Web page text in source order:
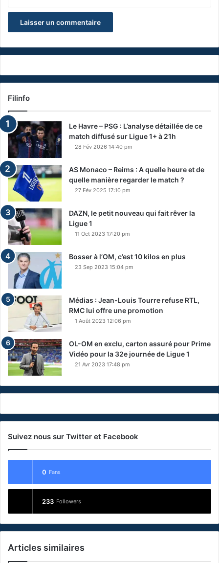
Filinfo
Le Havre – PSG : L’analyse détaillée de ce
match diffusé sur Ligue 1+ à 21h
28 Fév 2026 14:40 pm
AS Monaco – Reims : A quelle heure et de
quelle manière regarder le match ?
27 Fév 2025 17:10 pm
DAZN, le petit nouveau qui fait rêver la
Ligue 1
11 Oct 2023 17:20 pm
Bosser à l’OM, c’est 10 kilos en plus
23 Sep 2023 15:04 pm
Médias : Jean-Louis Tourre refuse RTL,
RMC lui offre une promotion
1 Août 2023 12:06 pm
OL-OM en exclu, carton assuré pour Prime
Vidéo pour la 32e journée de Ligue 1
21 Avr 2023 17:48 pm
Suivez nous sur Twitter et Facebook
0 Fans
233 Followers
Articles similaires